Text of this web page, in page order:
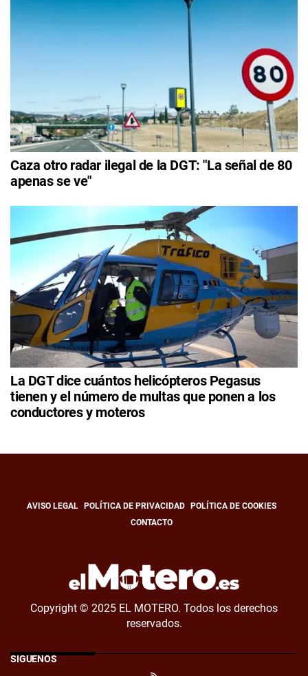
Caza otro radar ilegal de la DGT: "La señal de 80
apenas se ve"
La DGT dice cuántos helicópteros Pegasus
tienen y el número de multas que ponen a los
conductores y moteros
AVISO LEGAL POLÍTICA DE PRIVACIDAD
POLÍTICA DE COOKIES
CONTACTO
Copyright © 2025 EL MOTERO. Todos los derechos
reservados.
SÍGUENOS